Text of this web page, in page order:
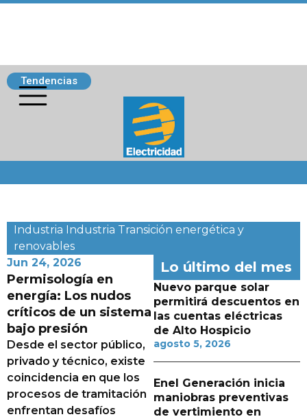
Tendencias
Industria Industria Transición energética y
renovables
Jun 24, 2026
Permisología en
energía: Los nudos
críticos de un sistema
bajo presión
Desde el sector público,
privado y técnico, existe
coincidencia en que los
procesos de tramitación
enfrentan desafíos
Lo último del mes
Nuevo parque solar
permitirá descuentos en
las cuentas eléctricas
de Alto Hospicio
agosto 5, 2026
Enel Generación inicia
maniobras preventivas
de vertimiento en